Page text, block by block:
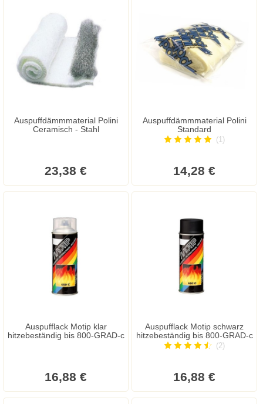
Auspuffdämmmaterial Polini
Ceramisch - Stahl
23,38 €
Auspuffdämmmaterial Polini
Standard
(1)
14,28 €
Auspufflack Motip klar
hitzebeständig bis 800-GRAD-c
16,88 €
Auspufflack Motip schwarz
hitzebeständig bis 800-GRAD-c
(2)
16,88 €